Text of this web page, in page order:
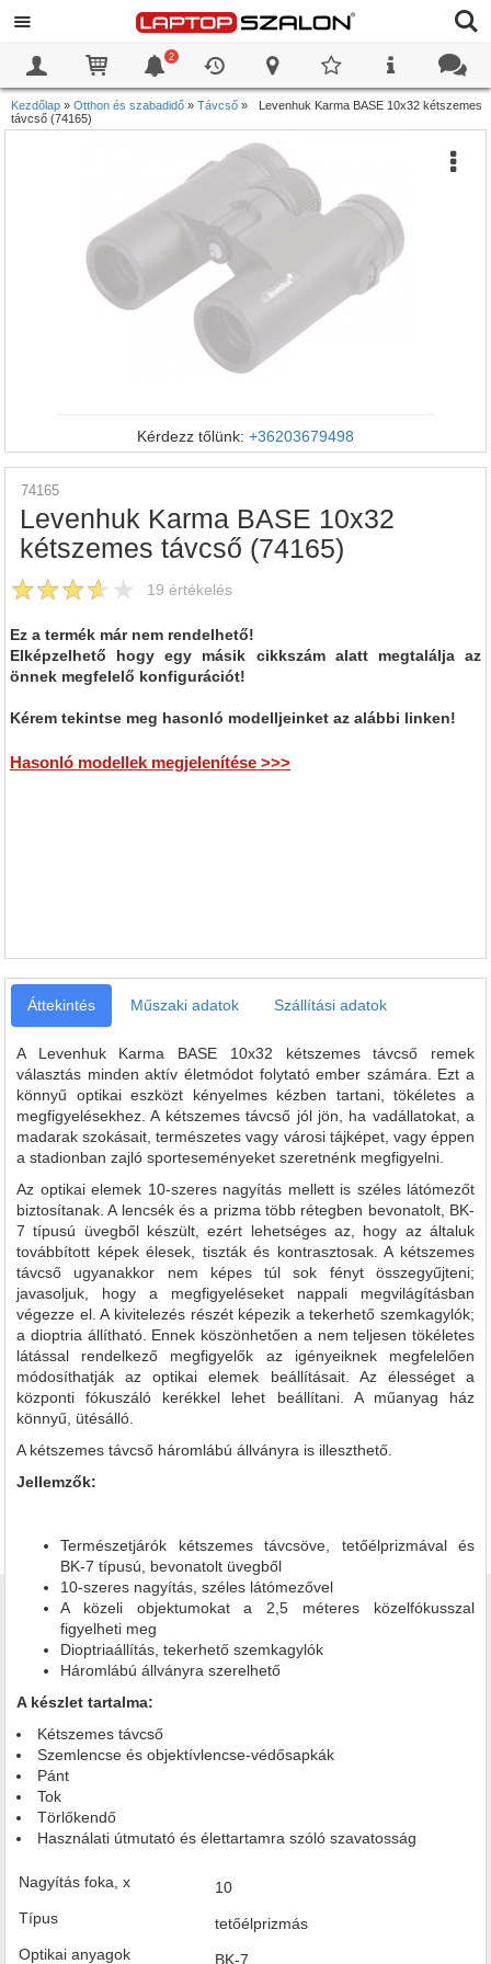
2
Kezdőlap » Otthon és szabadidő » Távcső »
Levenhuk Karma BASE 10x32 kétszemes
távcső (74165)
Kérdezz tőlünk: +36203679498
74165
Levenhuk Karma BASE 10x32
kétszemes távcső (74165)
19 értékelés
Ez a termék már nem rendelhető!
Elképzelhető hogy egy másik cikkszám alatt megtalálja az
önnek megfelelő konfigurációt!
Kérem tekintse meg hasonló modelljeinket az alábbi linken!
Hasonló modellek megjelenítése >>>
Áttekintés Műszaki adatok Szállítási adatok
A Levenhuk Karma BASE 10x32 kétszemes távcső remek
választás minden aktív életmódot folytató ember számára. Ezt a
könnyű optikai eszközt kényelmes kézben tartani, tökéletes a
megfigyelésekhez. A kétszemes távcső jól jön, ha vadállatokat, a
madarak szokásait, természetes vagy városi tájképet, vagy éppen
a stadionban zajló sporteseményeket szeretnénk megfigyelni.
Az optikai elemek 10-szeres nagyítás mellett is széles látómezőt
biztosítanak. A lencsék és a prizma több rétegben bevonatolt, BK-
7 típusú üvegből készült, ezért lehetséges az, hogy az általuk
továbbított képek élesek, tiszták és kontrasztosak. A kétszemes
távcső ugyanakkor nem képes túl sok fényt összegyűjteni;
javasoljuk, hogy a megfigyeléseket nappali megvilágításban
végezze el. A kivitelezés részét képezik a tekerhető szemkagylók;
a dioptria állítható. Ennek köszönhetően a nem teljesen tökéletes
látással rendelkező megfigyelők az igényeiknek megfelelően
módosíthatják az optikai elemek beállításait. Az élességet a
központi fókuszáló kerékkel lehet beállítani. A műanyag ház
könnyű, ütésálló.
A kétszemes távcső háromlábú állványra is illeszthető.
Jellemzők:
Természetjárók kétszemes távcsöve, tetőélprizmával és
BK-7 típusú, bevonatolt üvegből
10-szeres nagyítás, széles látómezővel
A közeli objektumokat a 2,5 méteres közelfókusszal
figyelheti meg
Dioptriaállítás, tekerhető szemkagylók
Háromlábú állványra szerelhető
A készlet tartalma:
Kétszemes távcső
Szemlencse és objektívlencse-védősapkák
Pánt
Tok
Törlőkendő
Használati útmutató és élettartamra szóló szavatosság
Nagyítás foka, x
10
Típus
tetőélprizmás
Optikai anyagok
BK-7
0
0